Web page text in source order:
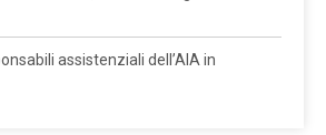
assistenziali dell’AIA in